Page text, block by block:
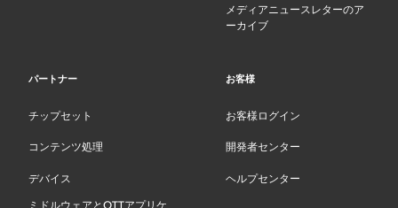
メディアニュースレターのア
ーカイブ
パートナー
チップセット
コンテンツ処理
デバイス
ミドルウェアとOTTアプリケ
お客様
お客様ログイン
開発者センター
ヘルプセンター